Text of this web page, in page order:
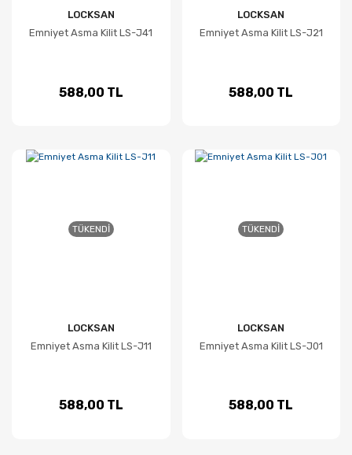
LOCKSAN
Emniyet Asma Kilit LS-J41
588,00 TL
LOCKSAN
Emniyet Asma Kilit LS-J21
588,00 TL
TÜKENDI
LOCKSAN
Emniyet Asma Kilit LS-J11
588,00 TL
TÜKENDI
LOCKSAN
Emniyet Asma Kilit LS-J01
588,00 TL